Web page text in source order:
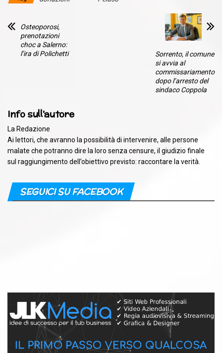
Osteoporosi,
prenotazioni
choc a Salerno:
l’ira di Polichetti
Sorrento, il comune
si avvia al
commissariamento
dopo l’arresto del
sindaco Coppola
Info sull'autore
La Redazione
Ai lettori, che avranno la possibilità di intervenire, alle persone
malate che potranno dire la loro senza censure, il giudizio finale
sul raggiungimento dell’obiettivo previsto: raccontare la verità.
SEGUICI SU FACEBOOK